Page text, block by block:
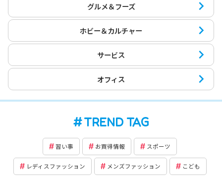
グルメ＆フーズ
ホビー＆カルチャー
サービス
オフィス
TREND TAG
習い事 お買得情報 スポーツ
レディスファッション メンズファッション こども